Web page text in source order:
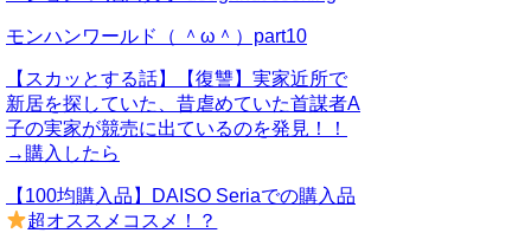
モンハンワールド（ ＾ω＾）part10
【スカッとする話】【復讐】実家近所で
新居を探していた、昔虐めていた首謀者A
子の実家が競売に出ているのを発見！！
→購入したら
【100均購入品】DAISO Seriaでの購入品
超オススメコスメ！？